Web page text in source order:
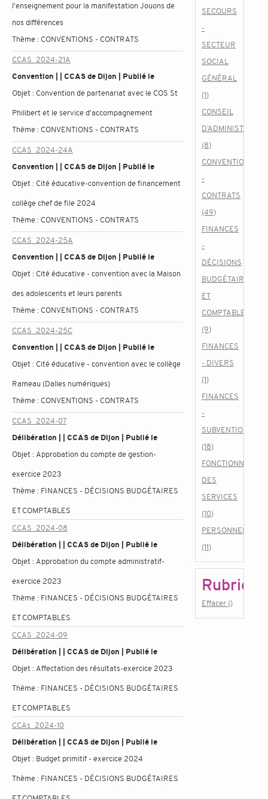
l'enseignement pour la manifestation Jouons de
nos différences
Thème : CONVENTIONS - CONTRATS
CCAS_2024-21A
Convention | | CCAS de Dijon | Publié le
Objet : Convention de partenariat avec le COS St
Philibert et le service d'accompagnement
Thème : CONVENTIONS - CONTRATS
CCAS_2024-24A
Convention | | CCAS de Dijon | Publié le
Objet : Cité éducative-convention de financement
collège chef de file 2024
Thème : CONVENTIONS - CONTRATS
CCAS_2024-25A
Convention | | CCAS de Dijon | Publié le
Objet : Cité éducative - convention avec la Maison
des adolescents et leurs parents
Thème : CONVENTIONS - CONTRATS
CCAS_2024-25C
Convention | | CCAS de Dijon | Publié le
Objet : Cité éducative - convention avec le collège
Rameau (Dalles numériques)
Thème : CONVENTIONS - CONTRATS
CCAS_2024-07
Délibération | | CCAS de Dijon | Publié le
Objet : Approbation du compte de gestion-
exercice 2023
Thème : FINANCES - DÉCISIONS BUDGÉTAIRES
ET COMPTABLES
CCAS_2024-08
Délibération | | CCAS de Dijon | Publié le
Objet : Approbation du compte administratif-
exercice 2023
Thème : FINANCES - DÉCISIONS BUDGÉTAIRES
ET COMPTABLES
CCAS_2024-09
Délibération | | CCAS de Dijon | Publié le
Objet : Affectation des résultats-exercice 2023
Thème : FINANCES - DÉCISIONS BUDGÉTAIRES
ET COMPTABLES
CCAs_2024-10
Délibération | | CCAS de Dijon | Publié le
Objet : Budget primitif - exercice 2024
Thème : FINANCES - DÉCISIONS BUDGÉTAIRES
SECOURS
-
SECTEUR
SOCIAL
GÉNÉRAL
(1)
CONSEIL
(8)
CONVENTIONS
-
CONTRATS
(49)
FINANCES
-
DÉCISIONS
BUDGÉTAIRES
ET
COMPTABLES
(9)
FINANCES
- DIVERS
(1)
FINANCES
-
SUBVENTIONS
(18)
DES
SERVICES
(10)
PERSONNEL
(11)
Rubrique
Effacer ()